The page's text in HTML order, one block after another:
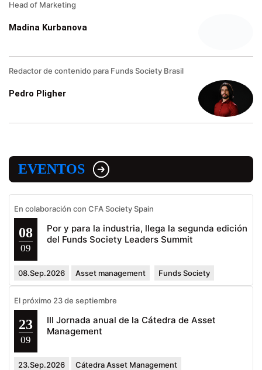
Head of Marketing
Madina Kurbanova
Redactor de contenido para Funds Society Brasil
Pedro Pligher
EVENTOS
En colaboración con CFA Society Spain
08
09
Por y para la industria, llega la segunda edición
del Funds Society Leaders Summit
08.Sep.2026 Asset management Funds Society
El próximo 23 de septiembre
23
09
III Jornada anual de la Cátedra de Asset
Management
23.Sep.2026
Cátedra Asset Management